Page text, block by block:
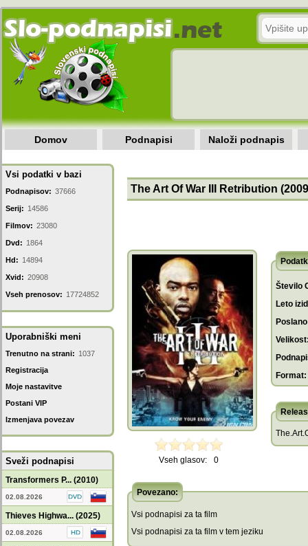
Domov Podnapisi Naloži podnapis
Vsi podatki v bazi
Podnapisov: 37666
Serij: 14586
Filmov: 23080
Dvd: 1864
Hd: 14894
Xvid: 20908
Vseh prenosov: 17724852
Uporabniški meni
Trenutno na strani: 1037
Registracija
Moje nastavitve
Postani VIP
Izmenjava povezav
Sveži podnapisi
Transformers P... (2010)
02.08.2026
Thieves Highwa... (2025)
02.08.2026
The Art Of War III Retribution
Vseh glasov: 0
Število
Leto
Format:
Povezano:
Vsi podnapisi za ta film
Vsi podnapisi za ta film v tem jeziku